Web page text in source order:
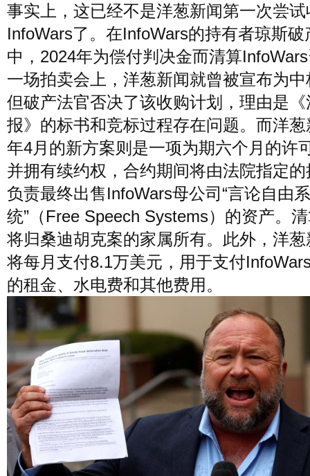
事实上，这已经不是洋葱新闻第一次尝试
InfoWars了。在InfoWars的持有者琼斯破
中，2024年为偿付判决金而清算
一场拍卖会上，洋葱新闻就曾被宣布为
但破产法官否决了该收购计划，理由是《
报》的标书和竞标过程存在问题。而洋
年4月的新方案则是一项为期六个月的许
并拥有续约权，合约期间将由法院指定
负责最终出售InfoWars母公司“言论自由系
统”（Free Speech Systems）的资产。
将归桑迪胡克案的家属所有。此外，洋
将每月支付8.1万美元，用于支付
的租金、水电费和其他费用。